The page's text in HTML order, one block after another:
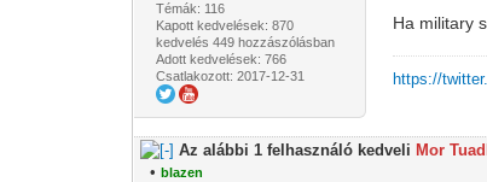
Témák: 116
Kapott kedvelések: 870
kedvelés 449 hozzászólásban
Adott kedvelések: 766
Csatlakozott: 2017-12-31
Ha military
https://
Az alábbi 1 felhasználó kedveli Mor
•blazen